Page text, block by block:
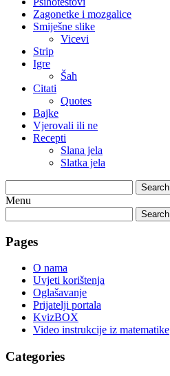
Zagonetke i mozgalice
Smiješne slike
Vicevi
Strip
Igre
Šah
Citati
Quotes
Bajke
Vjerovali ili ne
Recepti
Slana jela
Slatka jela
Search
Menu
Search
Pages
O nama
Uvjeti korištenja
Oglašavanje
Prijatelji portala
KvizBOX
Video instrukcije iz matematike
Categories